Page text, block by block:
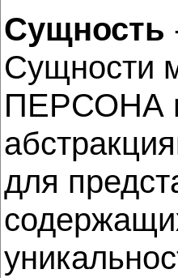
Сущность
Сущности
ПЕРСОНА
для